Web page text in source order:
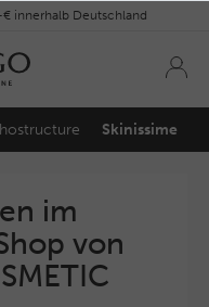
innerhalb Deutschland
Skinissime
im
von